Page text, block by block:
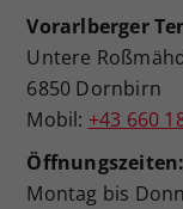
Vorarlberger
Untere
6850 Dornbirn
Mobil: +43 660
Öffnungszeiten:
Montag bis